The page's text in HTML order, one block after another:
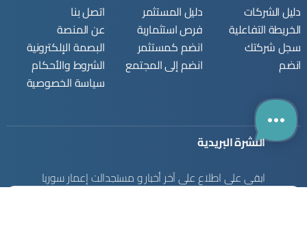
دليل الشركات
الخريطة التفاعلية
سجل شركتك
انضم
دليل المستثمر
فرص استثمارية
انضم كمستثمر
انضم إلى المجتمع
اتصل بنا
عن المنصة
البصمة الإلكترونية
الشروط والأحكام
سياسة الخصوصية
النشرة البريدية
ابقى على اطلاع على آخر أخبار و مستجدالت إعمار سوريا